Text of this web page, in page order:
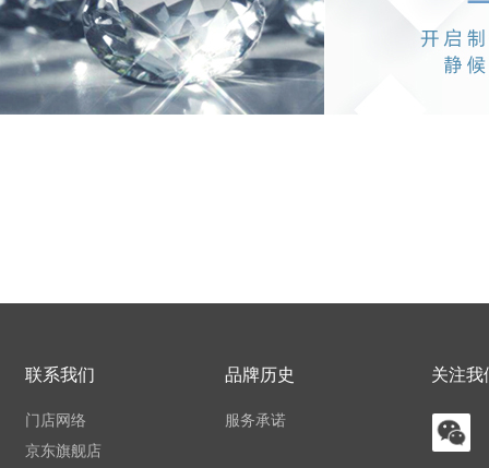
联系我们
门店网络
京东旗舰店
品牌历史
服务承诺
关注我